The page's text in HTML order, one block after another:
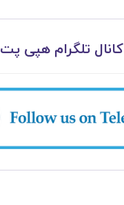
کانال تلگرام هپی پت